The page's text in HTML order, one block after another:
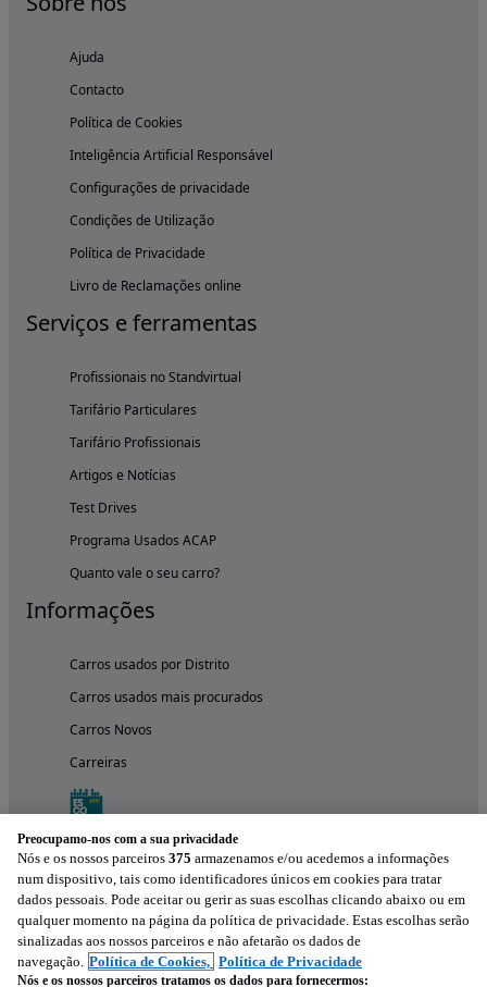
Ajuda
Contacto
Política de Cookies
Inteligência Artificial Responsável
Configurações de privacidade
Condições de Utilização
Política de Privacidade
Livro de Reclamações online
Serviços e ferramentas
Profissionais no Standvirtual
Tarifário Particulares
Tarifário Profissionais
Artigos e Notícias
Test Drives
Programa Usados ACAP
Quanto vale o seu carro?
Informações
Carros usados por Distrito
Carros usados mais procurados
Carros Novos
Carreiras
Preocupamo-nos com a sua privacidade
Nós e os nossos parceiros 375 armazenamos e/ou acedemos a informações
num dispositivo, tais como identificadores únicos em cookies para tratar
dados pessoais. Pode aceitar ou gerir as suas escolhas clicando abaixo ou em
qualquer momento na página da política de privacidade. Estas escolhas serão
sinalizadas aos nossos parceiros e não afetarão os dados de
navegação. Política de Cookies, Política de Privacidade
Nós e os nossos parceiros tratamos os dados para fornecermos: